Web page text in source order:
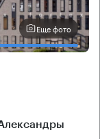
Еще фото